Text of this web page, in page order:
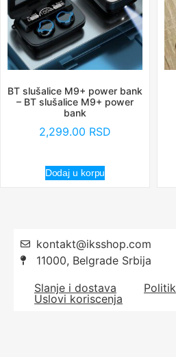
BT slušalice M9+ power bank
– BT slušalice M9+ power
bank
2,299.00 RSD
Dodaj u korpu
kontakt@iksshop.com
11000, Belgrade Srbija
Slanje i dostava
Uslovi koriscenja